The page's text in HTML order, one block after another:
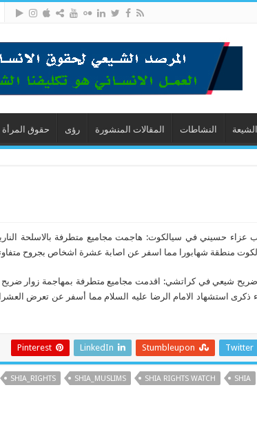
النشاطات المقالات المنشورة رؤى حقوق المرأة
عزاء حسيني في سيالكوت: هاجمت مجاميع متطرفة بالاسلحة
منطقة شهابورا مما اسفر عن اصابة عشرة اشخاص بجروح
ضريح شيعي في كراتشي: اقدمت مجاميع متطرفة بمهاجمة زوار ضريح
ذكرى استشهاد الامام الرضا عليه السلام مما أسفر عن تعرض
Twitter
Stumbleupon
LinkedIn
Pinterest
SHIA
SHIA RIGHTS WATCH
SHIA_MUSLIMS
SHIA_RIGHTS